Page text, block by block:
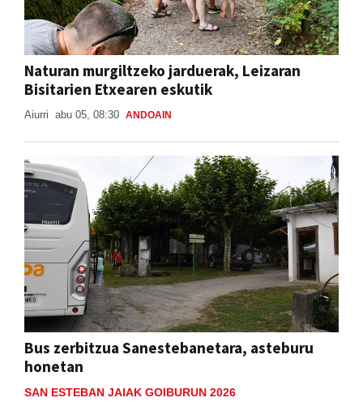
Naturan murgiltzeko jarduerak, Leizaran
Bisitarien Etxearen eskutik
Aiurri abu 05, 08:30 ANDOAIN
Bus zerbitzua Sanestebanetara, asteburu
honetan
SAN ESTEBAN JAIAK GOIBURUN 2026